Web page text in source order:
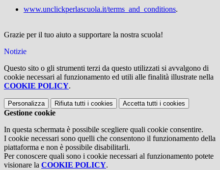
www.unclickperlascuola.it/terms_and_conditions.
Grazie per il tuo aiuto a supportare la nostra scuola!
Notizie
Questo sito o gli strumenti terzi da questo utilizzati si avvalgono di
cookie necessari al funzionamento ed utili alle finalità illustrate nella
COOKIE POLICY.
Personalizza Rifiuta tutti i cookies Accetta tutti i cookies
Gestione cookie
In questa schermata è possibile scegliere quali cookie consentire.
I cookie necessari sono quelli che consentono il funzionamento della
piattaforma e non è possibile disabilitarli.
Per conoscere quali sono i cookie necessari al funzionamento potete
visionare la COOKIE POLICY.